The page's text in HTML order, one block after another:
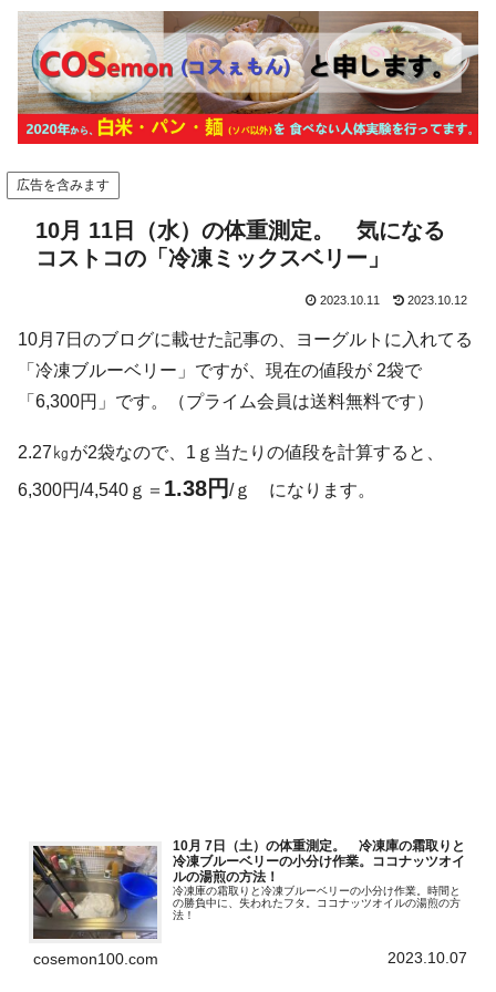
広告を含みます
10月 11日（水）の体重測定。 気になる
コストコの「冷凍ミックスベリー」
2023.10.11 2023.10.12
10月7日のブログに載せた記事の、ヨーグルトに入れてる
「冷凍ブルーベリー」ですが、現在の値段が 2袋で
「6,300円」です。（プライム会員は送料無料です）
2.27㎏が2袋なので、1ｇ当たりの値段を計算すると、
6,300円/4,540ｇ＝ 1.38円/ｇ になります。
10月 7日（土）の体重測定。 冷凍庫の霜取りと
冷凍ブルーベリーの小分け作業。ココナッツオイ
ルの湯煎の方法！
冷凍庫の霜取りと冷凍ブルーベリーの小分け作業。時間と
の勝負中に、失われたフタ。ココナッツオイルの湯煎の方
法！
cosemon100.com 2023.10.07